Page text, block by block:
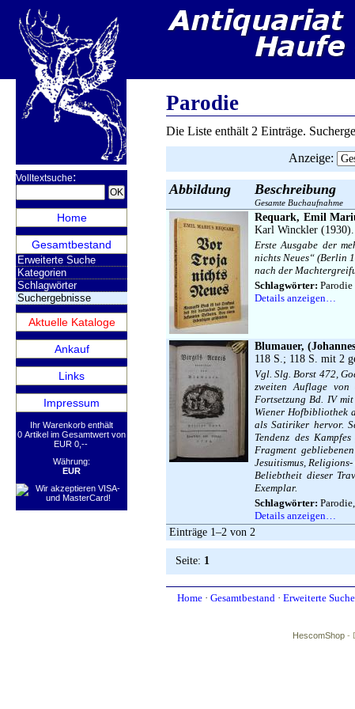
Volltextsuche:
Home
Gesamtbestand
Erweiterte Suche
Kategorien
Schlagwörter
Suchergebnisse
Aktuelle Kataloge
Ankauf
Links
Impressum
Ihr Warenkorb enthält
0 Artikel im Gesamtwert von
EUR 0,--
Währung:
EUR
Parodie
Die Liste enthält 2 Einträge.
Anzeige:
Abbildung Beschreibung
Gesamte Buchaufnahme
Requark, Emil
Karl Winckler
Erste Ausgabe der
nichts Neues“ (Berlin
nach der
Schlagwörter: Parodie
Details anzeigen…
Blumauer,
118 S.; 118 S. mit 2
Vgl. Slg. Borst 472,
zweiten Auflage von
Fortsetzung Bd. IV
Wiener Hofbibliothek
als Satiriker hervor.
Tendenz des
Fragment
Jesuitismus,
Beliebtheit dieser
Exemplar.
Schlagwörter:
Details anzeigen…
Einträge 1–2 von 2
Seite: 1
Home · Gesamtbestand · Erweiterte Suche
HescomShop -